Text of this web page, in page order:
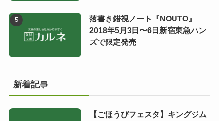
落書き錯視ノート『NOUTO』
2018年5月3日〜6日新宿東急ハン
ズで限定発売
新着記事
【ごほうびフェスタ】キングジム